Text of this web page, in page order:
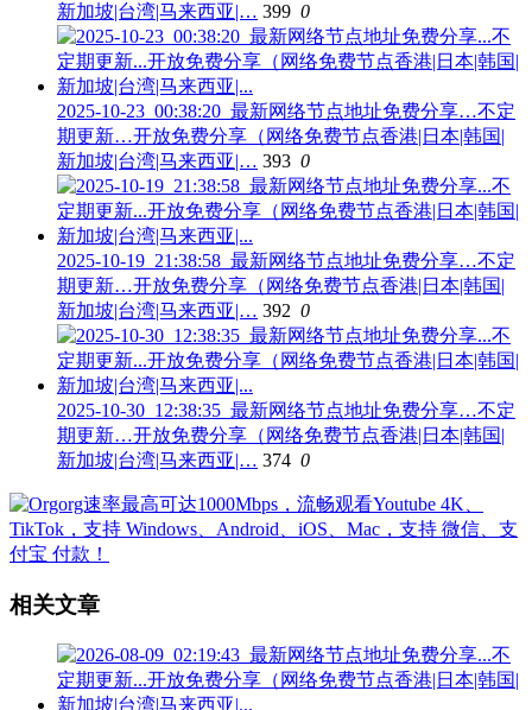
新加坡|台湾|马来西亚|… 399 0
2025-10-23_00:38:20_最新网络节点地址免费分享…不定
期更新…开放免费分享（网络免费节点香港|日本|韩国|
新加坡|台湾|马来西亚|… 393 0
2025-10-19_21:38:58_最新网络节点地址免费分享…不定
期更新…开放免费分享（网络免费节点香港|日本|韩国|
新加坡|台湾|马来西亚|… 392 0
2025-10-30_12:38:35_最新网络节点地址免费分享…不定
期更新…开放免费分享（网络免费节点香港|日本|韩国|
新加坡|台湾|马来西亚|… 374 0
相关文章